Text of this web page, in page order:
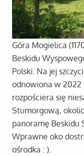
Góra Mogielica
Beskidu
Polski. Na jej
odnowiona w
rozpościera się
Stumorgową,
panoramę Beskidu
Wprawne oko
ośrodka : ).